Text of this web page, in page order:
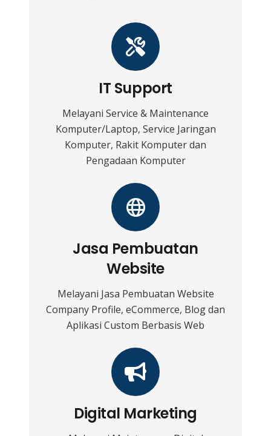
IT Support
Melayani Service & Maintenance
Komputer/Laptop, Service Jaringan
Komputer, Rakit Komputer dan
Pengadaan Komputer
Jasa Pembuatan
Website
Melayani Jasa Pembuatan Website
Company Profile, eCommerce, Blog dan
Aplikasi Custom Berbasis Web
Digital Marketing